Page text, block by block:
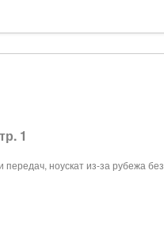
1
передач, ноускат из-за рубежа без